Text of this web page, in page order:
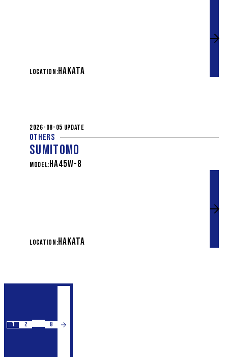
LOCATION:HAKATA
2026-08-05 UPDATE
OTHERS
SUMITOMO
MODEL:HA45W-8
LOCATION:HAKATA
1 2 8